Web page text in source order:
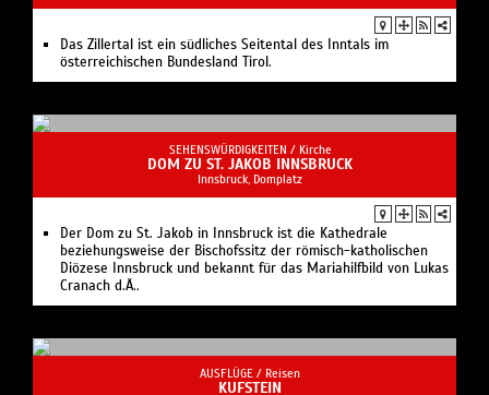
Das Zillertal ist ein südliches Seitental des Inntals im
österreichischen Bundesland Tirol.
SEHENSWÜRDIGKEITEN / Kirche
DOM ZU ST. JAKOB INNSBRUCK
Innsbruck, Domplatz
Der Dom zu St. Jakob in Innsbruck ist die Kathedrale
beziehungsweise der Bischofssitz der römisch-katholischen
Diözese Innsbruck und bekannt für das Mariahilfbild von Lukas
Cranach d.Ä..
AUSFLÜGE / Reisen
KUFSTEIN